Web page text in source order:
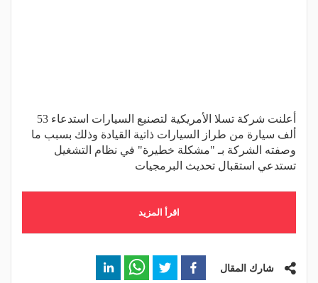
أعلنت شركة تسلا الأمريكية لتصنيع السيارات استدعاء 53
ألف سيارة من طراز السيارات ذاتية القيادة وذلك بسبب ما
وصفته الشركة بـ "مشكلة خطيرة" في نظام التشغيل
تستدعي استقبال تحديث البرمجيات
اقرأ المزيد
شارك المقال